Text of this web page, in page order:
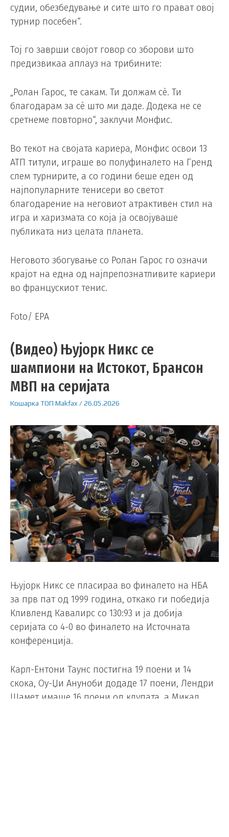
судии, обезбедување и сите што го прават овој
турнир посебен“.
Тој го заврши својот говор со зборови што
предизвикаа аплауз на трибините:
„Ролан Гарос, те сакам. Ти должам сè. Ти
благодарам за сè што ми даде. Додека не се
сретнеме повторно“, заклучи Монфис.
Во текот на својата кариера, Монфис освои 13
АТП титули, играше во полуфиналето на Гренд
слем турнирите, а со години беше еден од
најпопуларните тенисери во светот
благодарение на неговиот атрактивен стил на
игра и харизмата со која ја освојуваше
публиката низ целата планета.
Неговото збогување со Ролан Гарос го означи
крајот на една од најпрепознатливите кариери
во францускиот тенис.
Foto/ EPA
(Видео) Њујорк Никс се
шампиони на Истокот, Брансон
МВП на серијата
Кошарка ТОП Makfax/26.05.2026
Њујорк Никс се пласираа во финалето на НБА
за прв пат од 1999 година, откако ги победија
Кливленд Кавалирс со 130:93 и ја добија
серијата со 4-0 во финалето на Источната
конференција.
Карл-Ентони Таунс постигна 19 поени и 14
скока, Оу-Џи Ануноби додаде 17 поени, Лендри
Шамет имаше 16 поени од клупата, а Микал